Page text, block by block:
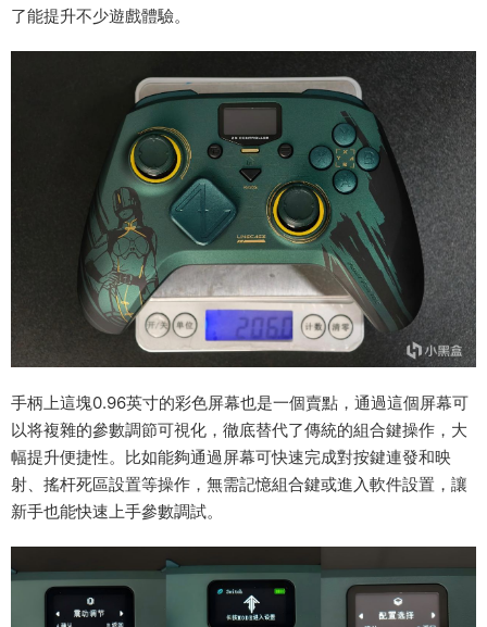
了能提升不少遊戲體驗。
手柄上這塊0.96英寸的彩色屏幕也是一個賣點，通過這個屏幕可
以将複雜的參數調節可視化，徹底替代了傳統的組合鍵操作，大
幅提升便捷性。比如能夠通過屏幕可快速完成對按鍵連發和映
射、搖杆死區設置等操作，無需記憶組合鍵或進入軟件設置，讓
新手也能快速上手參數調試。